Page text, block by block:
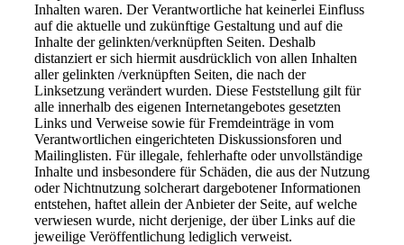
Inhalten waren. Der Verantwortliche hat keinerlei Einfluss
auf die aktuelle und zukünftige Gestaltung und auf die
Inhalte der gelinkten/verknüpften Seiten. Deshalb
distanziert er sich hiermit ausdrücklich von allen Inhalten
aller gelinkten /verknüpften Seiten, die nach der
Linksetzung verändert wurden. Diese Feststellung gilt für
alle innerhalb des eigenen Internetangebotes gesetzten
Links und Verweise sowie für Fremdeinträge in vom
Verantwortlichen eingerichteten Diskussionsforen und
Mailinglisten. Für illegale, fehlerhafte oder unvollständige
Inhalte und insbesondere für Schäden, die aus der Nutzung
oder Nichtnutzung solcherart dargebotener Informationen
entstehen, haftet allein der Anbieter der Seite, auf welche
verwiesen wurde, nicht derjenige, der über Links auf die
jeweilige Veröffentlichung lediglich verweist.